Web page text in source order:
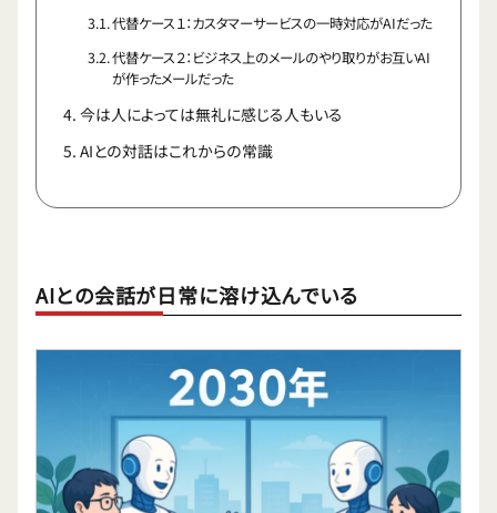
代替ケース１：カスタマーサービスの一時対応がAIだった
代替ケース２：ビジネス上のメールのやり取りがお互いAI
が作ったメールだった
今は人によっては無礼に感じる人もいる
AIとの対話はこれからの常識
AIとの会話が日常に溶け込んでいる